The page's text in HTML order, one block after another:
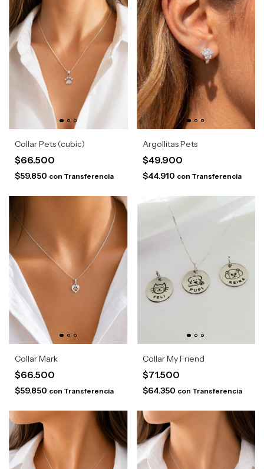
Collar Pets (cubic)
$66.500
$59.850 con Transferencia
Argollitas Pets
$49.900
$44.910 con Transferencia
Collar Mark
$66.500
$59.850 con Transferencia
Collar My Friend
$71.500
$64.350 con Transferencia